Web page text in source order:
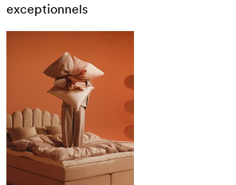
exceptionnels